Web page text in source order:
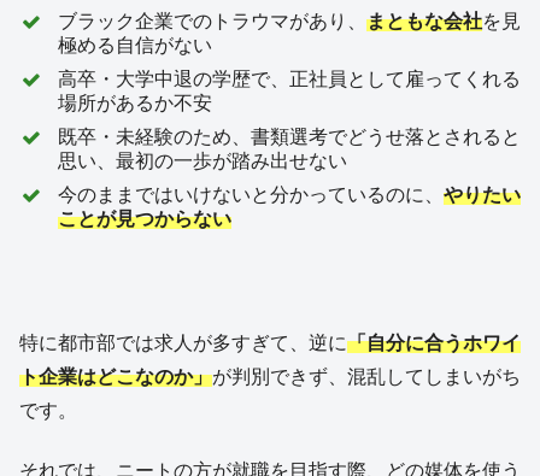
ブラック企業でのトラウマがあり、 まともな会社を見
極める自信がない
高卒・大学中退の学歴で、正社員として雇ってくれる
場所があるか不安
既卒・未経験のため、書類選考でどうせ落とされると
思い、最初の一歩が踏み出せない
今のままではいけないと分かっているのに、 やりたい
ことが見つからない
特に都市部では求人が多すぎて、逆に「自分に合うホワイ
ト企業はどこなのか」が判別できず、混乱してしまいがち
です。
それでは、ニートの方が就職を目指す際、どの媒体を使う